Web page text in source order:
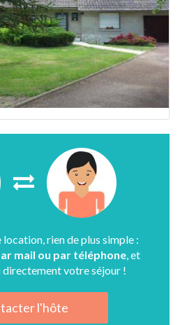
rien de plus simple :
mail ou par téléphone , et
directement votre séjour !
l'hôte